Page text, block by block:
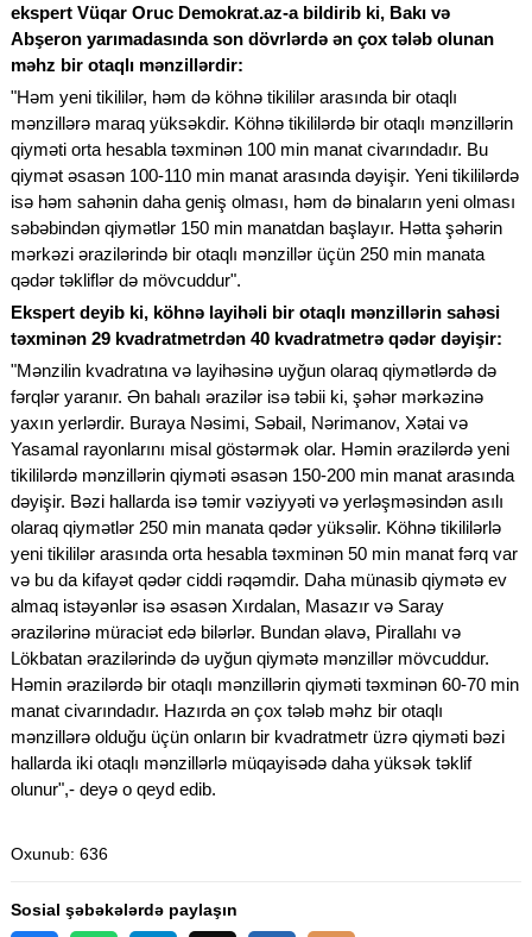
ekspert Vüqar Oruc Demokrat.az-a bildirib ki, Bakı və
Abşeron yarımadasında son dövrlərdə ən çox tələb olunan
məhz bir otaqlı mənzillərdir:
"Həm yeni tikililər, həm də köhnə tikililər arasında bir otaqlı
mənzillərə maraq yüksəkdir. Köhnə tikililərdə bir otaqlı mənzillərin
qiyməti orta hesabla təxminən 100 min manat civarındadır. Bu
qiymət əsasən 100-110 min manat arasında dəyişir. Yeni tikililərdə
isə həm sahənin daha geniş olması, həm də binaların yeni olması
səbəbindən qiymətlər 150 min manatdan başlayır. Hətta şəhərin
mərkəzi ərazilərində bir otaqlı mənzillər üçün 250 min manata
qədər təkliflər də mövcuddur".
Ekspert deyib ki, köhnə layihəli bir otaqlı mənzillərin sahəsi
təxminən 29 kvadratmetrdən 40 kvadratmetrə qədər dəyişir:
"Mənzilin kvadratına və layihəsinə uyğun olaraq qiymətlərdə də
fərqlər yaranır. Ən bahalı ərazilər isə təbii ki, şəhər mərkəzinə
yaxın yerlərdir. Buraya Nəsimi, Səbail, Nərimanov, Xətai və
Yasamal rayonlarını misal göstərmək olar. Həmin ərazilərdə yeni
tikililərdə mənzillərin qiyməti əsasən 150-200 min manat arasında
dəyişir. Bəzi hallarda isə təmir vəziyyəti və yerləşməsindən asılı
olaraq qiymətlər 250 min manata qədər yüksəlir. Köhnə tikililərlə
yeni tikililər arasında orta hesabla təxminən 50 min manat fərq var
və bu da kifayət qədər ciddi rəqəmdir. Daha münasib qiymətə ev
almaq istəyənlər isə əsasən Xırdalan, Masazır və Saray
ərazilərinə müraciət edə bilərlər. Bundan əlavə, Pirallahı və
Lökbatan ərazilərində də uyğun qiymətə mənzillər mövcuddur.
Həmin ərazilərdə bir otaqlı mənzillərin qiyməti təxminən 60-70 min
manat civarındadır. Hazırda ən çox tələb məhz bir otaqlı
mənzillərə olduğu üçün onların bir kvadratmetr üzrə qiyməti bəzi
hallarda iki otaqlı mənzillərlə müqayisədə daha yüksək təklif
olunur",- deyə o qeyd edib.
Oxunub: 636
Sosial şəbəkələrdə paylaşın